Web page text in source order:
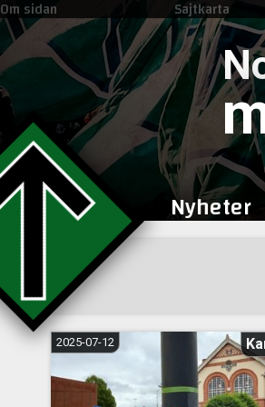
Om sidan Sajtkarta
Nyheter
2025-07-12